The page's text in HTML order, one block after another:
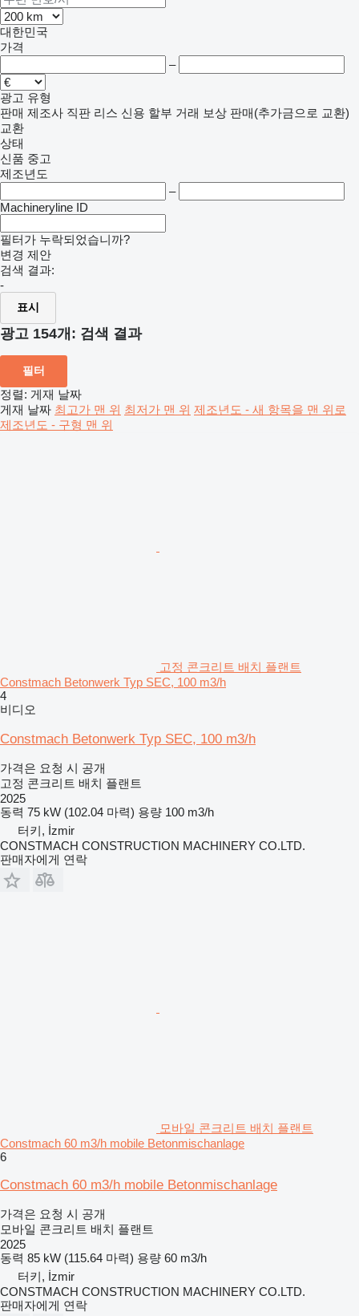
대한민국
가격
–
광고 유형
판매 제조사 직판 리스 신용 할부 거래 보상 판매(추가금으로 교환)
교환
상태
신품 중고
제조년도
–
Machineryline ID
필터가 누락되었습니까?
변경 제안
검색 결과:
-
표시
광고 154개: 검색 결과
필터
정렬: 게재 날짜
게재 날짜 최고가 맨 위 최저가 맨 위 제조년도 - 새 항목을 맨 위로
제조년도 - 구형 맨 위
고정 콘크리트 배치 플랜트
Constmach Betonwerk Typ SEC, 100 m3/h
4
비디오
Constmach Betonwerk Typ SEC, 100 m3/h
가격은 요청 시 공개
고정 콘크리트 배치 플랜트
2025
동력 75 kW (102.04 마력) 용량 100 m3/h
터키, İzmir
CONSTMACH CONSTRUCTION MACHINERY CO.LTD.
판매자에게 연락
모바일 콘크리트 배치 플랜트
Constmach 60 m3/h mobile Betonmischanlage
6
Constmach 60 m3/h mobile Betonmischanlage
가격은 요청 시 공개
모바일 콘크리트 배치 플랜트
2025
동력 85 kW (115.64 마력) 용량 60 m3/h
터키, İzmir
CONSTMACH CONSTRUCTION MACHINERY CO.LTD.
판매자에게 연락